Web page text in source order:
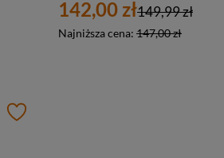
142,00 zł
Najniższa cena: 147,00 zł
149,99 zł